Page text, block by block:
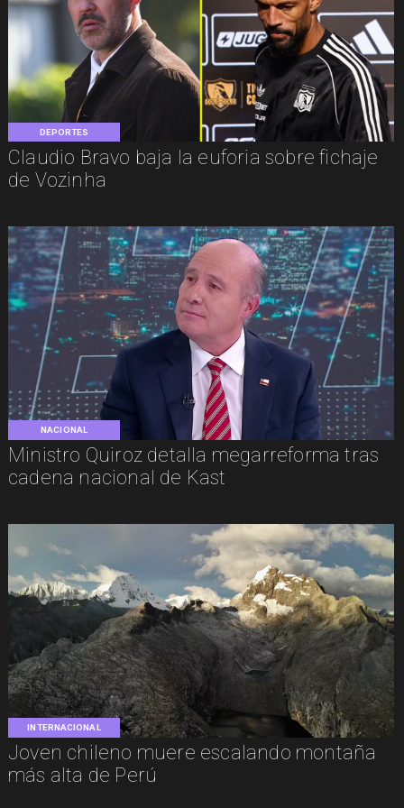
DEPORTES
Claudio Bravo baja la euforia sobre fichaje
de Vozinha
NACIONAL
Ministro Quiroz detalla megarreforma tras
cadena nacional de Kast
INTERNACIONAL
Joven chileno muere escalando montaña
más alta de Perú